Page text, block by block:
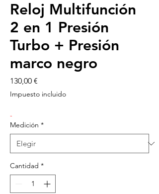
Reloj Multifunción
2 en 1 Presión
Turbo + Presión
marco negro
130,00 €
Impuesto incluido
-
Medición *
Cantidad *